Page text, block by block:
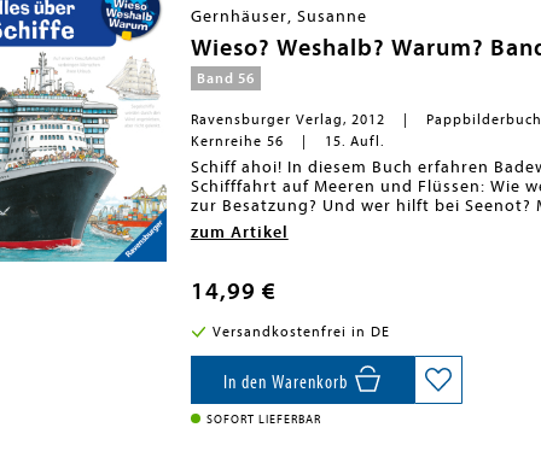
Gernhäuser, Susanne
Wieso? Weshalb? Warum?
Band 56
Ravensburger Verlag, 2012 Pappbilderbuch
Kernreihe 56
15. Aufl.
Schiff ahoi! In diesem Buch erfahren
Schifffahrt auf Meeren und Flüssen: Wie
zur Besatzung? Und wer hilft bei
Werft und einen Containerhafen, wie
Außerdem lernen sie das
Wieso? Weshalb? Warum?
Die Sachbuchreihe für Kinder von 4-7
Jeden Tag entdecken Kinder etwas
Dinosaurier ausgestorben? Wo ist die
beliebte Sachbuchreihe Wieso?
Dabei werden die unterschiedlichsten
altersgerecht und mit viel Liebe zum
zum Artikel
14,99 €
Versandkostenfrei in DE
In den Warenkorb
SOFORT LIEFERBAR